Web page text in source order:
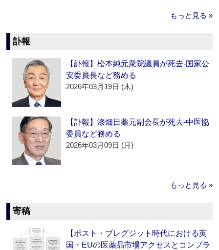
もっと見る »
訃報
【訃報】松本純元衆院議員が死去‐国家公
安委員長など務める
2026年03月19日 (木)
【訃報】漆畑日薬元副会長が死去‐中医協
委員など務める
2026年03月09日 (月)
もっと見る »
寄稿
【ポスト・ブレグジット時代における英
国・EUの医薬品市場アクセスとコンプラ